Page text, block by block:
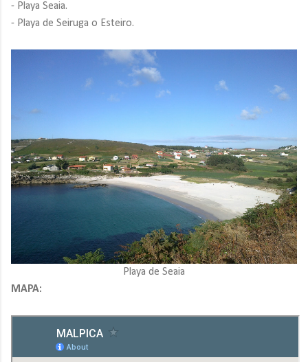
- Playa Seaia.
- Playa de Seiruga o Esteiro.
Playa de Seaia
MAPA: